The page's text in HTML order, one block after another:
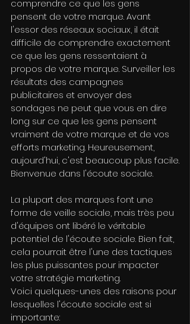
comprendre ce que les gens
pensent de votre marque. Avant
l'essor des réseaux sociaux, il était
difficile de comprendre exactement
ce que les gens ressentaient à
propos de votre marque. Surveiller les
résultats des campagnes
publicitaires et envoyer des
sondages ne peut que vous en dire
long sur ce que les gens pensent
vraiment de votre marque et de vos
efforts marketing. Heureusement,
aujourd'hui, c'est beaucoup plus facile.
Bienvenue dans l'écoute sociale.
La plupart des marques font une
forme de veille sociale, mais très peu
d'équipes ont libéré le véritable
potentiel de l'écoute sociale. Bien fait,
cela pourrait être l'une des tactiques
les plus puissantes pour impacter
votre stratégie marketing.
Voici quelques-unes des raisons pour
lesquelles l'écoute sociale est si
importante: